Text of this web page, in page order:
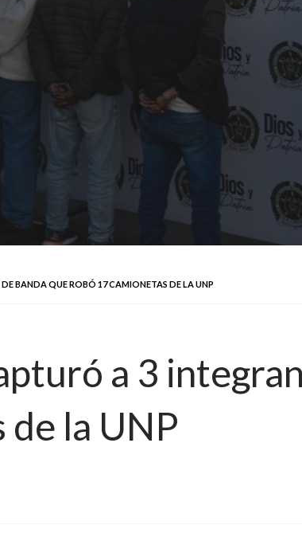
BANDA QUE ROBÓ 17 CAMIONETAS DE LA UNP
a 3
la UNP